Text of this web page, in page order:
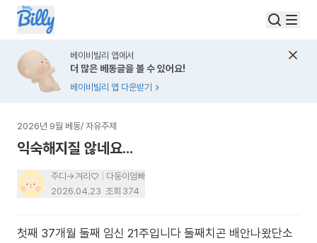
베이비빌리 앱에서
더 많은 베동글을 볼 수 있어요!
베이비빌리 앱 다운받기
2026년 9월 베동/ 자유주제
익숙해지질 않네요...
주디->겨리♡
다둥이엄빠
2026.04.23 조회 374
첫째 37개월 둘째 임신 21주입니다 둘째치곤 배안나왔단소